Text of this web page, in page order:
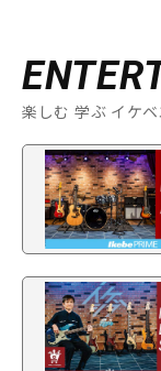
楽しむ 学ぶ イケ